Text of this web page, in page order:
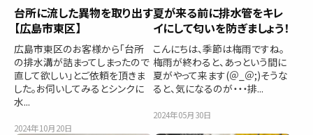
台所に流した異物を取り出す
【広島市東区】
広島市東区のお客様から「台所
の排水溝が詰まってしまったので
直して欲しい」とご依頼を頂きま
した。お伺いしてみるとシンクに
水...
2024年10月20日
夏が来る前に排水管をキレ
イにして匂いを防ぎましょう！
こんにちは、季節は梅雨ですね。
梅雨が終わると、あっという間に
夏がやって来ます(＠_＠;)そうな
ると、気になるのが・・・排...
2024年05月30日